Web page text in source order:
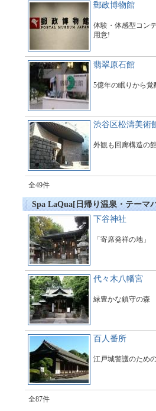
郵政博物館
体験・体感型コン
用意!
翡翠原石館
5億年の眠りから覚
渋谷区松濤美術
外観も回廊構造の
全49件
Spa LaQua[日帰り温泉・テーマ
下谷神社
「寄席発祥の地」
代々木八幡宮
緑豊かな鎮守の森
百人番所
江戸城警護のため
全87件